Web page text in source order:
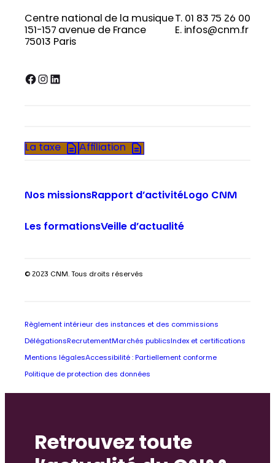
Centre national de la musique
151-157 avenue de France
75013 Paris
T. 01 83 75 26 00
E. infos@cnm.fr
Facebook InstagramLinkedIn
La taxe Affiliation
Nos missionsRapport d’activitéLogo CNM
Les formationsVeille d’actualité
© 2023 CNM. Tous droits réservés
Règlement intérieur des instances et des commissions
Délégations RecrutementMarchés publics Index et certifications
Mentions légalesAccessibilité : Partiellement conforme
Politique de protection des données
Retrouvez toute